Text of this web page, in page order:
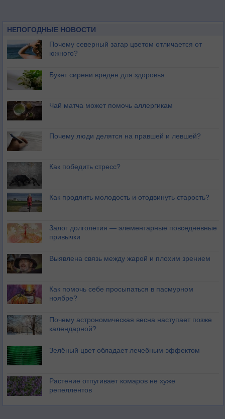
НЕПОГОДНЫЕ НОВОСТИ
Почему северный загар цветом отличается от
южного?
Букет сирени вреден для здоровья
Чай матча может помочь аллергикам
Почему люди делятся на правшей и левшей?
Как победить стресс?
Как продлить молодость и отодвинуть старость?
Залог долголетия — элементарные повседневные
привычки
Выявлена связь между жарой и плохим зрением
Как помочь себе просыпаться в пасмурном
ноябре?
Почему астрономическая весна наступает позже
календарной?
Зелёный цвет обладает лечебным эффектом
Растение отпугивает комаров не хуже
репеллентов